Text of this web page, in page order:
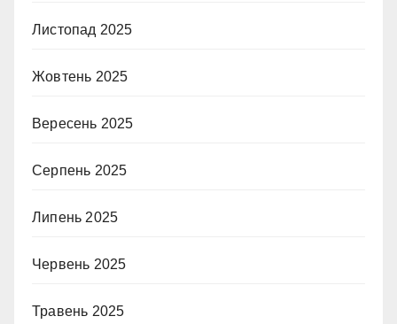
Листопад 2025
Жовтень 2025
Вересень 2025
Серпень 2025
Липень 2025
Червень 2025
Травень 2025